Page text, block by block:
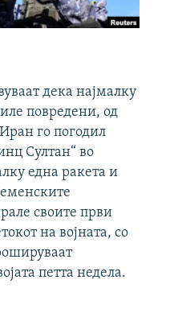
дека најмалку
повредени, од
го погодил
Султан“ во
една ракета и
своите први
на војната, со
петта недела.